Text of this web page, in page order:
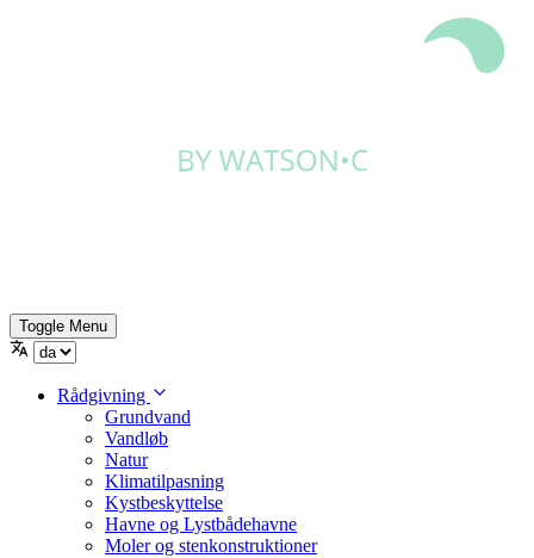
Toggle Menu
Rådgivning
Grundvand
Vandløb
Natur
Klimatilpasning
Kystbeskyttelse
Havne og Lystbådehavne
Moler og stenkonstruktioner